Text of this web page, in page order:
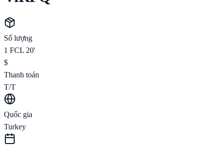
Số lượng
1 FCL 20'
$
Thanh toán
T/T
Quốc gia
Turkey